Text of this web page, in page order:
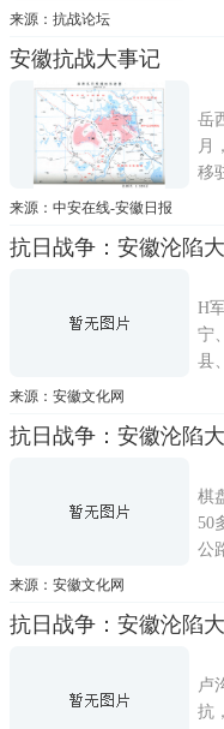
党
来源：抗战论坛
安徽抗战大事记
岳
月
移
月
来源：中安在线-安徽日报
抗日战争：安徽沦陷大
H
宁
县
山
旨
清
来源：安徽文化网
抗日战争：安徽沦陷大
棋
50
公
日
庆
来源：安徽文化网
抗日战争：安徽沦陷大
卢
抗